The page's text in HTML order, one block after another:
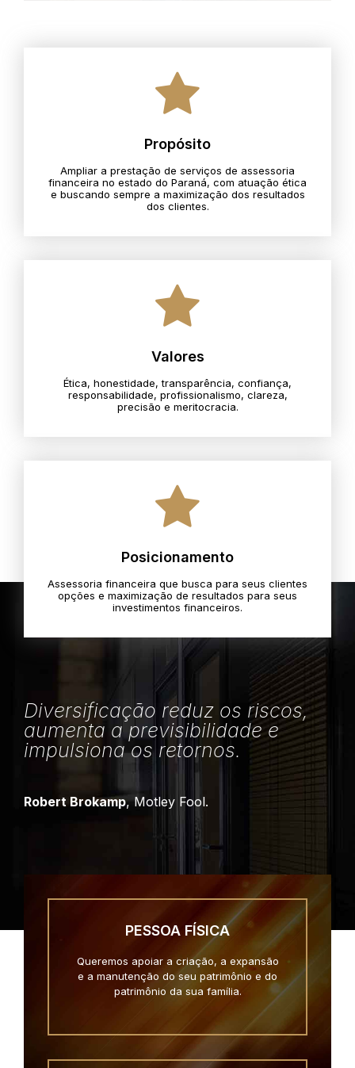
Propósito
Ampliar a prestação de serviços de assessoria
financeira no estado do Paraná, com atuação ética
e buscando sempre a maximização dos resultados
dos clientes.
Valores
Ética, honestidade, transparência, confiança,
responsabilidade, profissionalismo, clareza,
precisão e meritocracia.​
Posicionamento
Assessoria financeira que busca para seus clientes
opções e maximização de resultados para seus
investimentos financeiros.
Diversificação reduz os riscos,
aumenta a previsibilidade e
impulsiona os retornos.
Robert Brokamp, Motley Fool.
PESSOA FÍSICA
Queremos apoiar a criação, a expansão
e a manutenção do seu patrimônio e do
patrimônio da sua família.